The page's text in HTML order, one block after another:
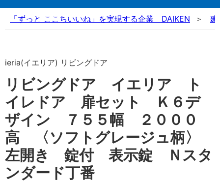
「ずっと ここちいいね」を実現する企業 DAIKEN 建
ieria(イエリア) リビングドア
リビングドア イエリア ト
イレドア 扉セット Ｋ６デ
ザイン ７５５幅 ２０００
高 〈ソフトグレージュ柄〉
左開き 錠付 表示錠 Ｎスタ
ンダード丁番